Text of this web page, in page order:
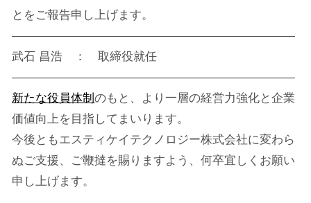
とをご報告申し上げます。
————————————————————————
武石 昌浩 ： 取締役就任
————————————————————————
新たな役員体制のもと、より一層の経営力強化と企業
価値向上を目指してまいります。
今後ともエスティケイテクノロジー株式会社に変わら
ぬご支援、ご鞭撻を賜りますよう、何卒宜しくお願い
申し上げます。